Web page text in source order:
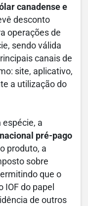
canadense e
desconto
operações de
sendo válida
canais de
site, aplicativo,
a utilização do
a
pré-pago
produto, a
sobre
que o
IOF do papel
de outros